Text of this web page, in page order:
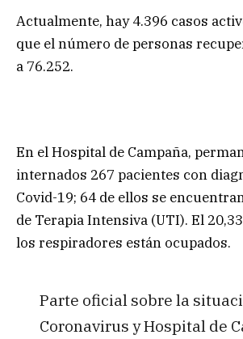
Actualmente, hay 4.396 casos
que el número de personas
a 76.252.
En el Hospital de Campaña,
internados 267 pacientes con
Covid-19; 64 de ellos se
de Terapia Intensiva (UTI). El
los respiradores están ocupados.
Parte oficial sobre la
Coronavirus y Hospital de